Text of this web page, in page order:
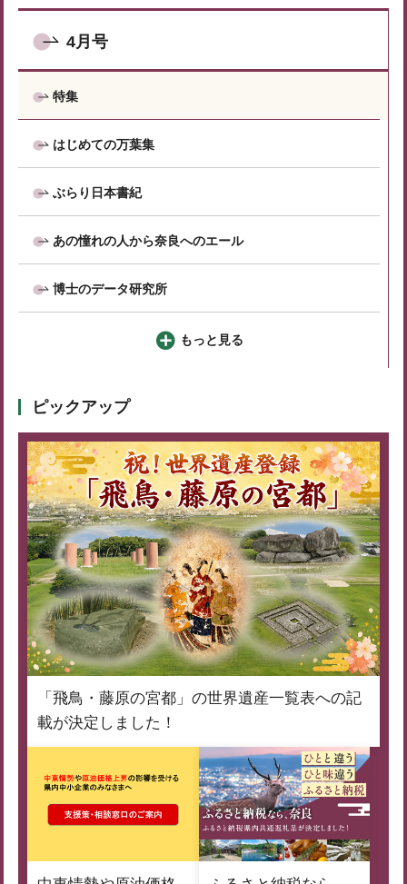
4月号
特集
はじめての万葉集
ぶらり日本書紀
あの憧れの人から奈良へのエール
博士のデータ研究所
もっと見る
ピックアップ
「飛鳥・藤原の宮都」の世界遺産一覧表への記
載が決定しました！